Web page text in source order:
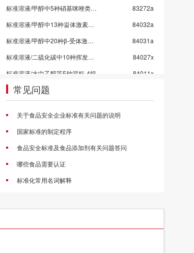
标准溶液/甲醇中5种硝基咪唑类药物混标/SN/T 5724-2025-4
83272a
标准溶液/甲醇中13种甾体激素混标溶液/SN/T 5724-2025-3/保质期6个月
84032a
标准溶液/甲醇中20种β-受体激动剂混标溶液/SN/T 5724-2025-2
84031a
标准溶液/二硫化碳中10种挥发性有机物混标
84027x
标准溶液/水中乙醇等5种混标-4组
84011x
标准溶液/水中乙醇等5种混标-3组
常见问题
关于食品安全企业标准有关问题的说明
国家标准的制定程序
食品安全标准及食品添加剂有关问题答问
哪些食品需要认证
标准化常用名词解释